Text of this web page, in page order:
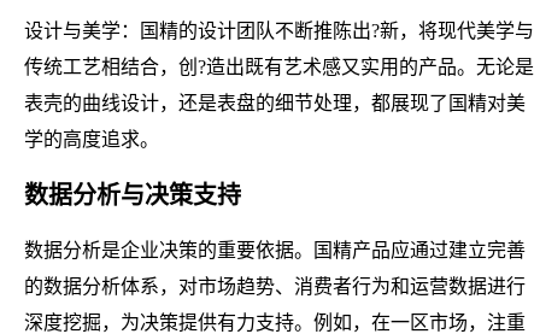
设计与美学：国精的设计团队不断推陈出?新，将现代美学与
传统工艺相结合，创?造出既有艺术感又实用的产品。无论是
表壳的曲线设计，还是表盘的细节处理，都展现了国精对美
学的高度追求。
数据分析与决策支持
数据分析是企业决策的重要依据。国精产品应通过建立完善
的数据分析体系，对市场趋势、消费者行为和运营数据进行
深度挖掘，为决策提供有力支持。例如，在一区市场，注重